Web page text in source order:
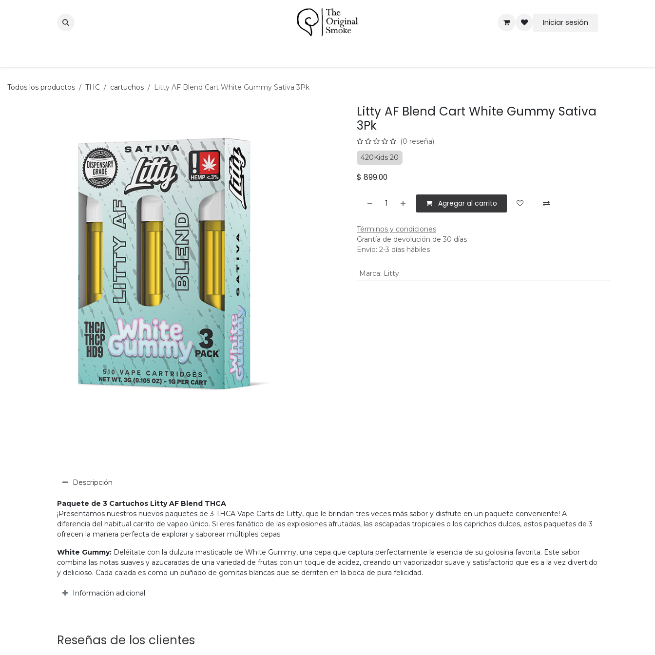
Iniciar sesión
Todos los productos THC cartuchos Litty AF Blend Cart White Gummy Sativa 3Pk
Litty AF Blend Cart White Gummy Sativa
3Pk
(0 reseña)
420Kids 20
$ 899.00
Agregar al carrito
Términos y condiciones
Grantía de devolución de 30 días
Envío: 2-3 días hábiles
Marca: Litty
Descripción
Paquete de 3 Cartuchos Litty AF Blend THCA
¡Presentamos nuestros nuevos paquetes de 3 THCA Vape Carts de Litty, que le brindan tres veces más sabor y disfrute en un paquete conveniente! A
diferencia del habitual carrito de vapeo único. Si eres fanático de las explosiones afrutadas, las escapadas tropicales o los caprichos dulces, estos paquetes de 3
ofrecen la manera perfecta de explorar y saborear múltiples cepas.
White Gummy: Deléitate con la dulzura masticable de White Gummy, una cepa que captura perfectamente la esencia de su golosina favorita. Este sabor
combina las notas suaves y azucaradas de una variedad de frutas con un toque de acidez, creando un vaporizador suave y satisfactorio que es a la vez divertido
y delicioso. Cada calada es como un puñado de gomitas blancas que se derriten en la boca de pura felicidad.
Información adicional
Reseñas de los clientes